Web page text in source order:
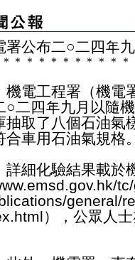
署公布二○二四年
＊ ＊ ＊ ＊ ＊ ＊ ＊ ＊ ＊ ＊ ＊
工程署（機電署
○二四年九月以隨
抽取了八個石油氣
合車用石油氣規格
化驗結果載於
general/
），公眾人